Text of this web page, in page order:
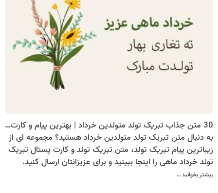
30 متن جذاب تبریک تولد متولدین خرداد | بهترین پیام و کارت پستال تبریک تولد خرداد ماهی
به دنبال متن تبریک تولد متولدین خرداد هستید؟ مجموعه ای از
زیباترین پیام تبریک تولد، متن تبریک تولد و کارت پستال تبریک
تولد خرداد ماهی را اینجا ببینید و برای عزیزانتان ارسال کنید.
بیشتر بخوانید …